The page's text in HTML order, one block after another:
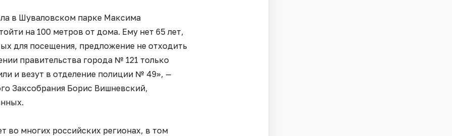
в Шуваловском парке Максима
на 100 метров от дома. Ему нет 65 лет,
для посещения, предложение не отходить
правительства города № 121 только
и везут в отделение полиции № 49», —
Заксобрания Борис Вишневский,
во многих российских регионах, в том